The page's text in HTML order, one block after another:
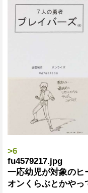
>6
fu4579217.jpg
一応幼児が対象のヒ
オンくらぶとかや